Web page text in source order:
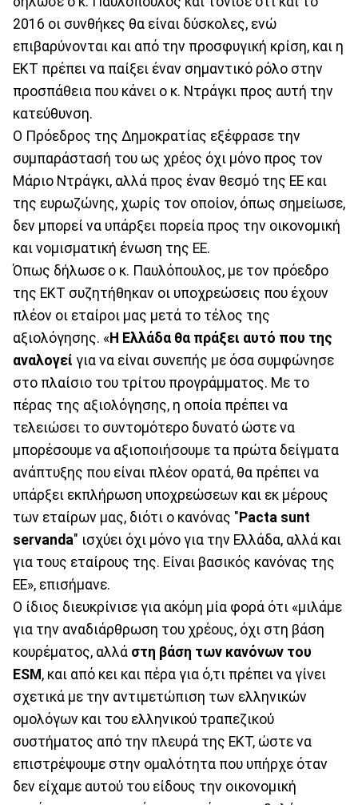
2016 οι συνθήκες θα είναι δύσκολες, ενώ
επιβαρύνονται και από την προσφυγική κρίση, και η
ΕΚΤ πρέπει να παίξει έναν σημαντικό ρόλο στην
προσπάθεια που κάνει ο κ. Ντράγκι προς αυτή την
κατεύθυνση.
Ο Πρόεδρος της Δημοκρατίας εξέφρασε την
συμπαράστασή του ως χρέος όχι μόνο προς τον
Μάριο Ντράγκι, αλλά προς έναν θεσμό της ΕΕ και
της ευρωζώνης, χωρίς τον οποίον, όπως σημείωσε,
δεν μπορεί να υπάρξει πορεία προς την οικονομική
και νομισματική ένωση της ΕΕ.
Όπως δήλωσε ο κ. Παυλόπουλος, με τον πρόεδρο
της ΕΚΤ συζητήθηκαν οι υποχρεώσεις που έχουν
πλέον οι εταίροι μας μετά το τέλος της
αξιολόγησης. «Η Ελλάδα θα πράξει αυτό που της
αναλογεί για να είναι συνεπής με όσα συμφώνησε
στο πλαίσιο του τρίτου προγράμματος. Με το
πέρας της αξιολόγησης, η οποία πρέπει να
τελειώσει το συντομότερο δυνατό ώστε να
μπορέσουμε να αξιοποιήσουμε τα πρώτα δείγματα
ανάπτυξης που είναι πλέον ορατά, θα πρέπει να
υπάρξει εκπλήρωση υποχρεώσεων και εκ μέρους
των εταίρων μας, διότι ο κανόνας "Pacta sunt
servanda" ισχύει όχι μόνο για την Ελλάδα, αλλά και
για τους εταίρους της. Είναι βασικός κανόνας της
ΕΕ», επισήμανε.
Ο ίδιος διευκρίνισε για ακόμη μία φορά ότι «μιλάμε
για την αναδιάρθρωση του χρέους, όχι στη βάση
κουρέματος, αλλά στη βάση των κανόνων του
ESM, και από κει και πέρα για ό,τι πρέπει να γίνει
σχετικά με την αντιμετώπιση των ελληνικών
ομολόγων και του ελληνικού τραπεζικού
συστήματος από την πλευρά της ΕΚΤ, ώστε να
επιστρέψουμε στην ομαλότητα που υπήρχε όταν
δεν είχαμε αυτού του είδους την οικονομική